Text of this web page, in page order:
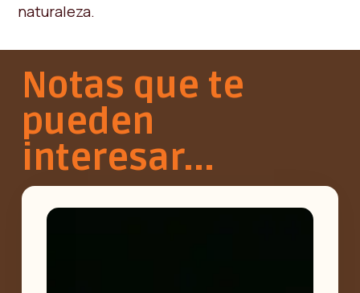
naturaleza.
Notas que te
pueden
interesar...